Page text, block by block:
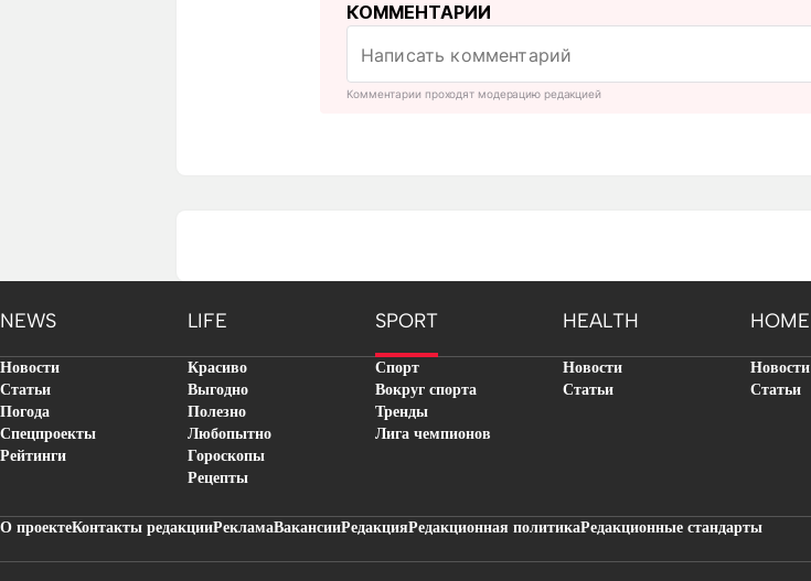
КОММЕНТАРИИ
Комментарии проходят модерацию редакцией
NEWS LIFE SPORT HEALTH HOME
Новости
Статьи
Погода
Спецпроекты
Рейтинги
Красиво
Выгодно
Полезно
Любопытно
Гороскопы
Рецепты
Спорт
Вокруг спорта
Тренды
Лига чемпионов
Новости
Статьи
Новости
Статьи
О проектеКонтакты редакцииРекламаВакансииРедакцияРедакционная политикаРедакционные стандарты